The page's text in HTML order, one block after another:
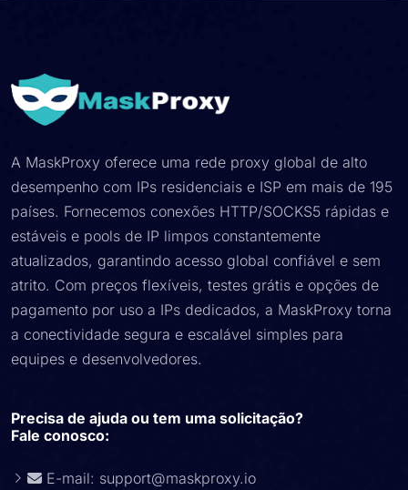
A MaskProxy oferece uma rede proxy global de alto
desempenho com IPs residenciais e ISP em mais de 195
países. Fornecemos conexões HTTP/SOCKS5 rápidas e
estáveis e pools de IP limpos constantemente
atualizados, garantindo acesso global confiável e sem
atrito. Com preços flexíveis, testes grátis e opções de
pagamento por uso a IPs dedicados, a MaskProxy torna
a conectividade segura e escalável simples para
equipes e desenvolvedores.
Precisa de ajuda ou tem uma solicitação?
Fale conosco:
E-mail: support@maskproxy.io